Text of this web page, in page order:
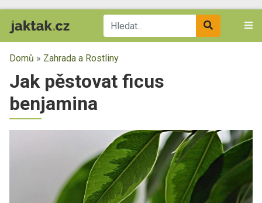
Domů » Zahrada a Rostliny
Jak pěstovat ficus
benjamina